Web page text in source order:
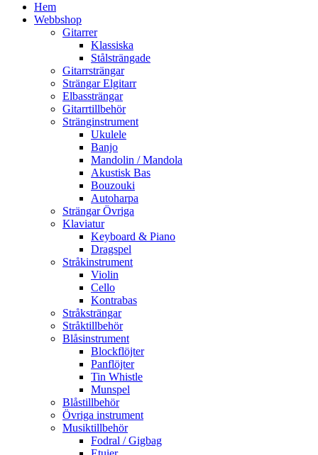
Hem
Webbshop
Gitarrer
Klassiska
Stålsträngade
Gitarrsträngar
Strängar Elgitarr
Elbassträngar
Gitarrtillbehör
Stränginstrument
Ukulele
Banjo
Mandolin / Mandola
Akustisk Bas
Bouzouki
Autoharpa
Strängar Övriga
Klaviatur
Keyboard & Piano
Dragspel
Stråkinstrument
Violin
Cello
Kontrabas
Stråksträngar
Stråktillbehör
Blåsinstrument
Blockflöjter
Panflöjter
Tin Whistle
Munspel
Blåstillbehör
Övriga instrument
Musiktillbehör
Fodral / Gigbag